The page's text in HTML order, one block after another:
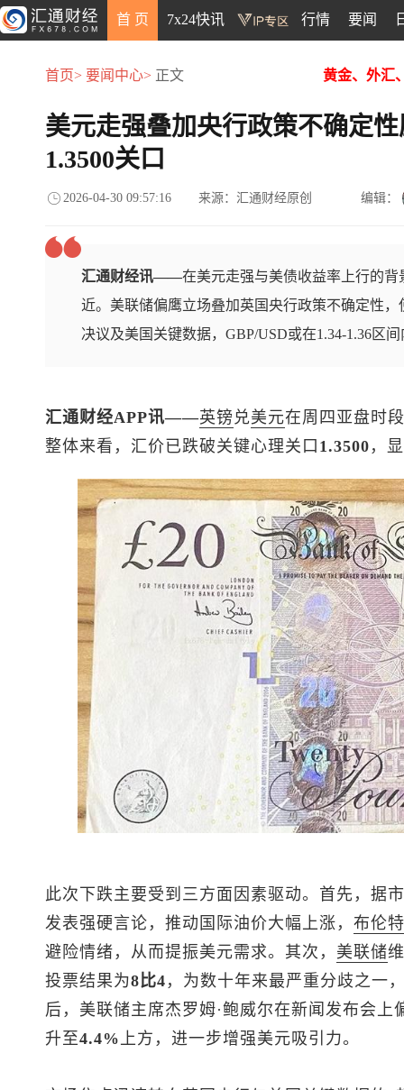
首 页 7x24快讯 行情 要闻
首页> 要闻中心> 正文 黄金、外汇
美元走强叠加央行政策不确定
1.3500关口
2026-04-30 09:57:16 来源：汇通财经原创 编辑：
汇通财经讯——在美元走强与美债收益率上行的
近。美联储偏鹰立场叠加英国央行政策不确定性
决议及美国关键数据，GBP/USD或在1.34-1.36区
汇通财经APP讯——英镑 兑美元在周四亚盘时
整体来看，汇价已跌破关键心理关口 1.3500 ，
此次下跌主要受到三方面因素驱动。首先，据
发表强硬言论，推动国际油价大幅上涨， 布伦特
避险情绪，从而提振美元需求。其次， 美联储
投票结果为8比4 ，为数十年来最严重分歧之一
后，美联储主席杰罗姆·鲍威尔在新闻发布会上
升至4.4% 上方，进一步增强美元吸引力。